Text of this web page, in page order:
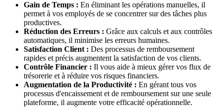
Gain de Temps : En éliminant les opérations manuelles, il
permet à vos employés de se concentrer sur des tâches plus
productives.
Réduction des Erreurs : Grâce aux calculs et aux contrôles
automatiques, il minimise les erreurs humaines.
Satisfaction Client : Des processus de remboursement
rapides et précis augmentent la satisfaction de vos clients.
Contrôle Financier : Il vous aide à mieux gérer vos flux de
trésorerie et à réduire vos risques financiers.
Augmentation de la Productivité : En gérant tous vos
processus d'encaissement et de remboursement sur une seule
plateforme, il augmente votre efficacité opérationnelle.